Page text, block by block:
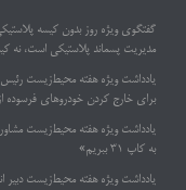
گفتگوی ویژه روز بدون کیسه
مدیریت پسماند پلاستیکی است، نه
برای خارج کردن خودروهای فرسوده
یادداشت ویژه هفته محیط‌زیست
به کاپ ۳۱ ببریم»
یادداشت ویژه هفته محیط‌زیست